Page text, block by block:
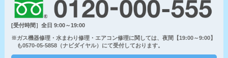
[受付時間］全日 9:00～19:00
※ガス機器修理・水まわり修理・エアコン修理に関しては、夜間【19:00～9:00】
も0570-05-5858（ナビダイヤル）にて受付しております。